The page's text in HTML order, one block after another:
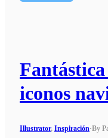
iconos
Illustrator, Inspiración·By